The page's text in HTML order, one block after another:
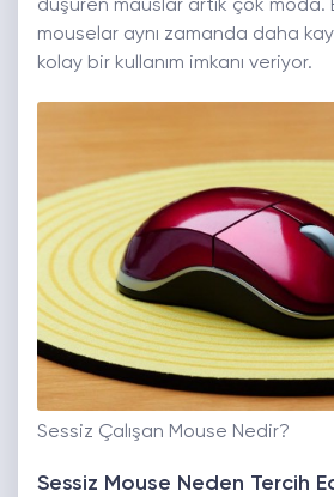
düşüren mauslar artık çok
mouselar aynı zamanda daha
kolay bir kullanım imkanı veriyor.
Sessiz Çalışan Mouse Nedir?
Sessiz Mouse Neden Tercih